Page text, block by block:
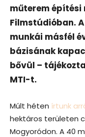
műterem
Filmstúdióban.
munkái másfél
bázisának
bővül –
MTI-t.
Múlt héten írtunk
hektáros területen
Mogyoródon. A 40